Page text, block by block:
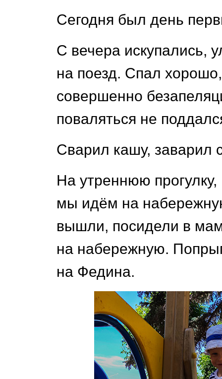
Сегодня был день
С вечера искупались,
на поезд. Спал
совершенно
поваляться не
Сварил кашу, заварил
На утреннюю
мы идём на
вышли, посидели в
на набережную.
на Федина.